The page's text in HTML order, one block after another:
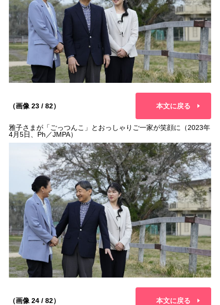
（画像 23 / 82） 本文に戻る
雅子さまが「ごっつんこ」とおっしゃりご一家が笑顔に（2023年
4月5日、Ph／JMPA）
（画像 24 / 82） 本文に戻る